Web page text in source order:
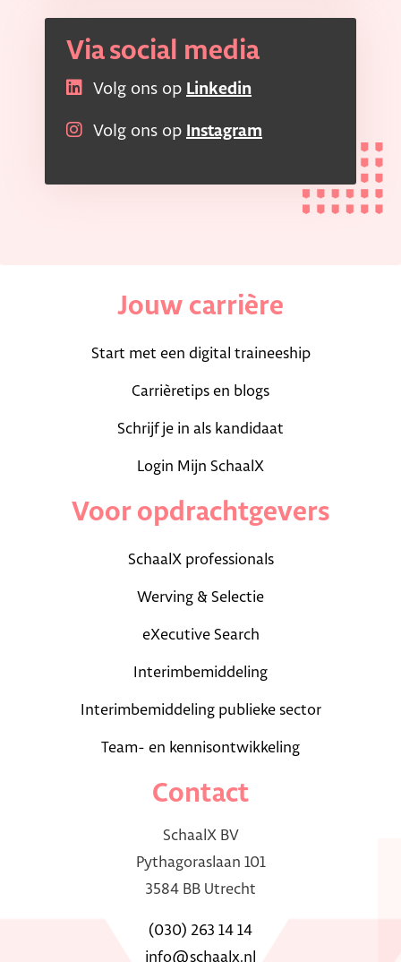
Via social media
Volg ons op Linkedin
Volg ons op Instagram
Jouw carrière
Start met een digital traineeship
Carrièretips en blogs
Schrijf je in als kandidaat
Login Mijn SchaalX
Voor opdrachtgevers
SchaalX professionals
Werving & Selectie
eXecutive Search
Interimbemiddeling
Interimbemiddeling publieke sector
Team- en kennisontwikkeling
Contact
SchaalX BV
Pythagoraslaan 101
3584 BB Utrecht
(030) 263 14 14
info@schaalx.nl